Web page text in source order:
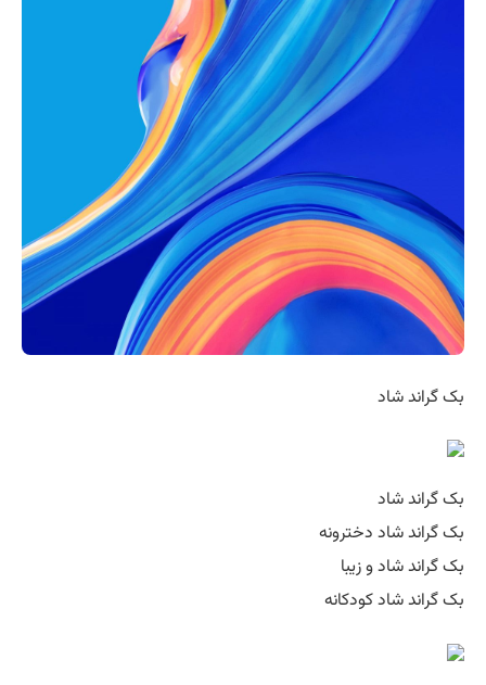
بک گراند شاد
بک گراند شاد
بک گراند شاد دخترونه
بک گراند شاد و زیبا
بک گراند شاد کودکانه